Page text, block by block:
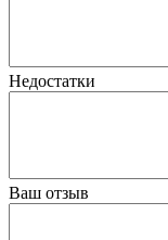
Недостатки
Ваш отзыв